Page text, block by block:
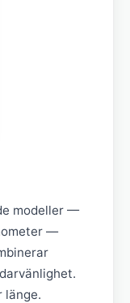
modeller —
—
länge.